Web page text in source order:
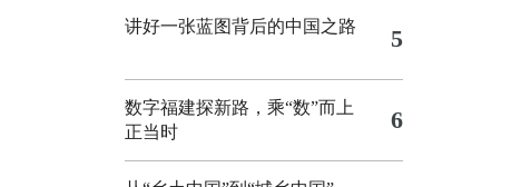
讲好一张蓝图背后的中国之路 5
数字福建探新路，乘“数”而上
正当时
6